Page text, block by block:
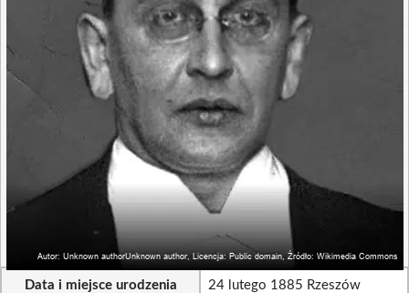
Data i miejsce urodzenia 24 lutego 1885 Rzeszów